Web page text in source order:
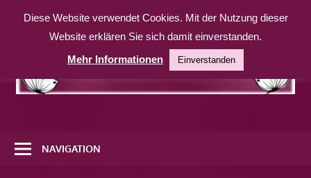
Inhalt
weitereNAVIGATION
Diese Website verwendet Cookies. Mit der Nutzung dieser
Website erklären Sie sich damit einverstanden.
Mehr Informationen
Einverstanden